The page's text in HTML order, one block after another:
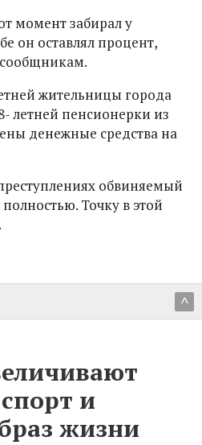
момент забирал у
он оставлял процент,
жительницы города
летней пенсионерки из
денежные средства на
обвиняемый
Точку в этой
^
и
жизни